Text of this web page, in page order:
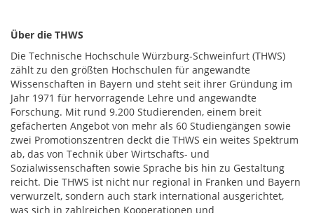
Über die THWS
Die Technische Hochschule Würzburg-Schweinfurt (THWS)
zählt zu den größten Hochschulen für angewandte
Wissenschaften in Bayern und steht seit ihrer Gründung im
Jahr 1971 für hervorragende Lehre und angewandte
Forschung. Mit rund 9.200 Studierenden, einem breit
gefächerten Angebot von mehr als 60 Studiengängen sowie
zwei Promotionszentren deckt die THWS ein weites Spektrum
ab, das von Technik über Wirtschafts- und
Sozialwissenschaften sowie Sprache bis hin zu Gestaltung
reicht. Die THWS ist nicht nur regional in Franken und Bayern
verwurzelt, sondern auch stark international ausgerichtet,
was sich in zahlreichen Kooperationen und